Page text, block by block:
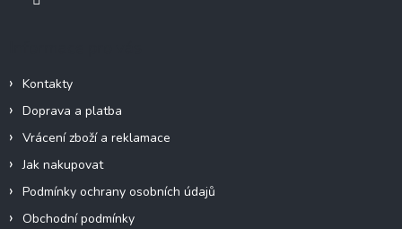
Kontakty
Doprava a platba
Vrácení zboží a reklamace
Jak nakupovat
Podmínky ochrany osobních údajů
Obchodní podmínky